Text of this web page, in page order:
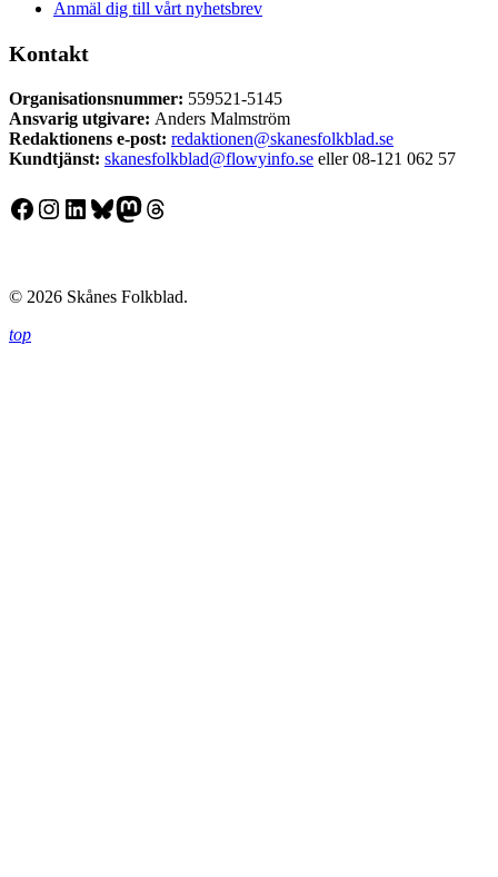
Anmäl dig till vårt nyhetsbrev
Kontakt
Organisationsnummer: 559521-5145
Ansvarig utgivare: Anders Malmström
Redaktionens e-post: redaktionen@skanesfolkblad.se
Kundtjänst: skanesfolkblad@flowyinfo.se eller 08-121 062 57
Facebook
Instagram
LinkedIn
Bluesky
Mastodon
Threads
© 2026 Skånes Folkblad.
top